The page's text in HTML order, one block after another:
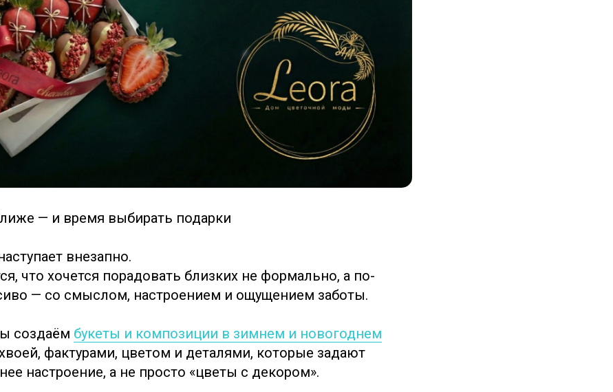
— и время выбирать подарки
внезапно.
что хочется порадовать близких не формально, а по-
— со смыслом, настроением и ощущением заботы.
создаём букеты и композиции в зимнем и новогоднем
фактурами, цветом и деталями, которые задают
настроение, а не просто «цветы с декором».